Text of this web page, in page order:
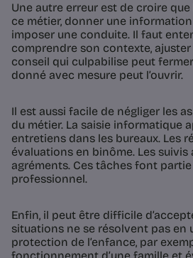
Une autre erreur est de croire
ce métier, donner une
imposer une conduite. Il faut
comprendre son contexte,
conseil qui culpabilise peut
donné avec mesure peut l’ouvrir.
Il est aussi facile de négliger les
du métier. La saisie informatique
entretiens dans les bureaux. Les
évaluations en binôme. Les
agréments. Ces tâches font
professionnel.
Enfin, il peut être difficile
situations ne se résolvent pas en
protection de l’enfance, par